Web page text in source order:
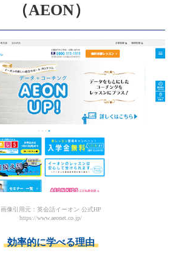
（AEON）
画像引用元：英会話イーオン 公式HP
https://www.aeonet.co.jp/
効率的に学べる理由